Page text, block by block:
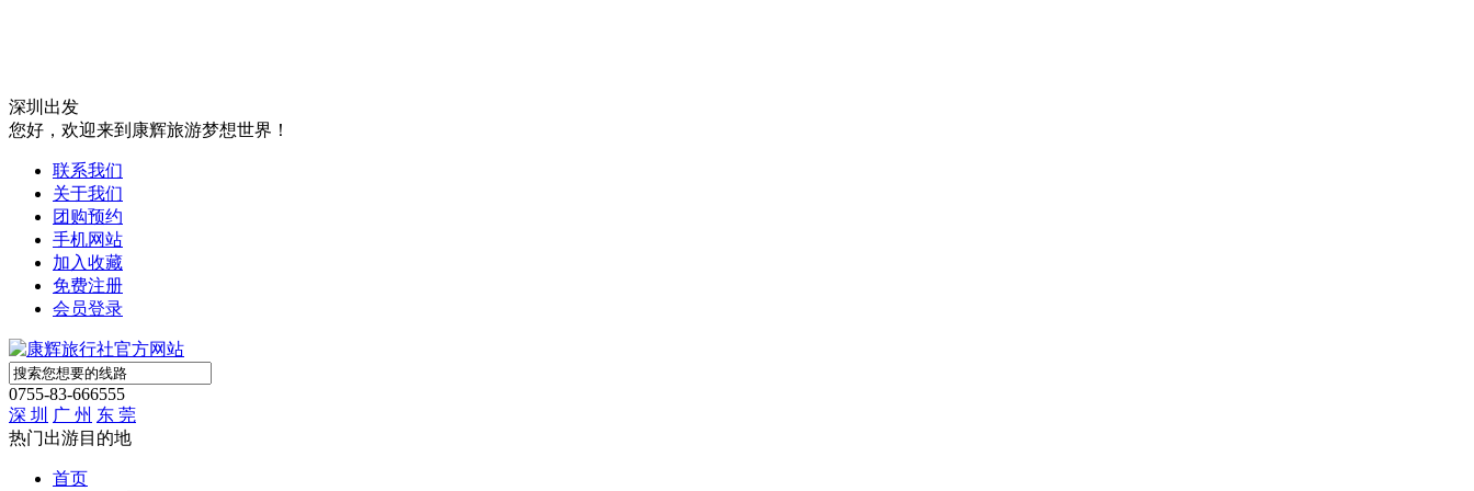
深圳出发
您好，欢迎来到康辉旅游梦想世界！
联系我们
关于我们
团购预约
手机网站
加入收藏
免费注册
会员登录
0755-83-666555
深 圳
广 州 东 莞
热门出游目的地
首页